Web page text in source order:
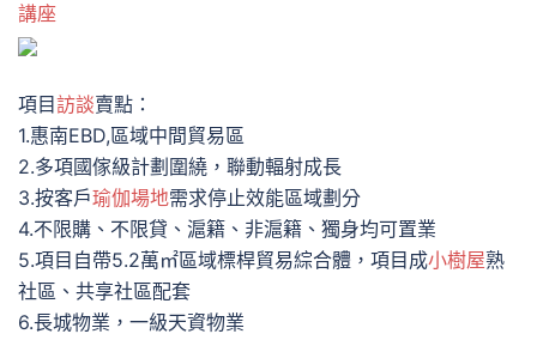
講座
項目訪談賣點：
1.惠南EBD,區域中間貿易區
2.多項國傢級計劃圍繞，聯動輻射成長
3.按客戶瑜伽場地需求停止效能區域劃分
4.不限購、不限貸、滬籍、非滬籍、獨身均可置業
5.項目自帶5.2萬㎡區域標桿貿易綜合體，項目成小樹屋熟
社區、共享社區配套
6.長城物業，一級天資物業